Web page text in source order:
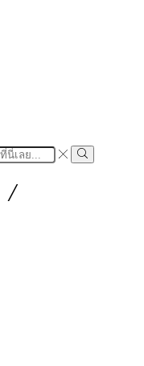
Search
/